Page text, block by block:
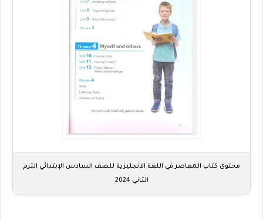
محتوى كتاب المعاصر في اللغة الانجليزية للصف السادس الإبتدائي الترم
الثاني 2024